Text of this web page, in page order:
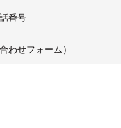
番号
わせフォーム）